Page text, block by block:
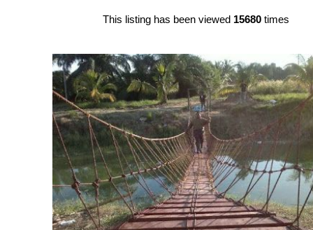
This listing has been viewed 15680times